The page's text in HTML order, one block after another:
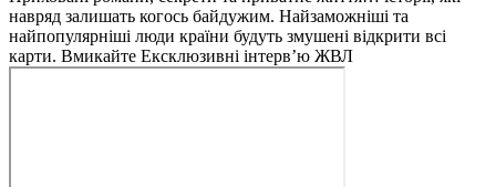
навряд залишать когось байдужим. Найзаможніші та
найпопулярніші люди країни будуть змушені відкрити всі
карти. Вмикайте Ексклюзивні інтерв’ю ЖВЛ